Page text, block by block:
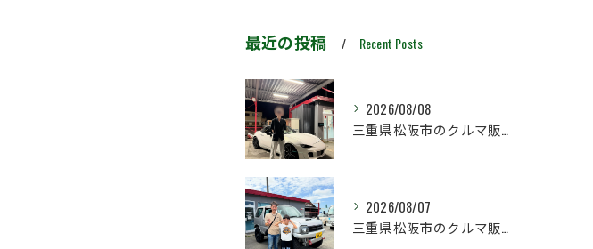
最近の投稿 Recent Posts
2026/08/08
三重県松阪市のクルマ販売店マーヴェリックカーズです‼️
2026/08/07
三重県松阪市のクルマ販売店マーヴェリックカーズです‼️